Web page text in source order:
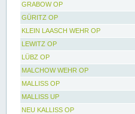
GRABOW OP
GÜRITZ OP
KLEIN LAASCH WEHR OP
LEWITZ OP
LÜBZ OP
MALCHOW WEHR OP
MALLISS OP
MALLISS UP
NEU KALLISS OP